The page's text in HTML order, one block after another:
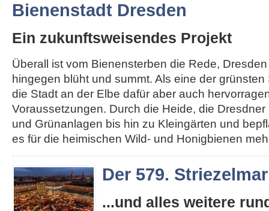
Bienenstadt Dresden
Ein zukunftsweisendes Projekt
Überall ist vom Bienensterben die Rede, Dresden
hingegen blüht und summt. Als eine der
die Stadt an der Elbe dafür aber auch
Voraussetzungen. Durch die Heide, die
und Grünanlagen bis hin zu Kleingärten und
es für die heimischen Wild- und Honigbienen
Der 579.
...und alles weitere